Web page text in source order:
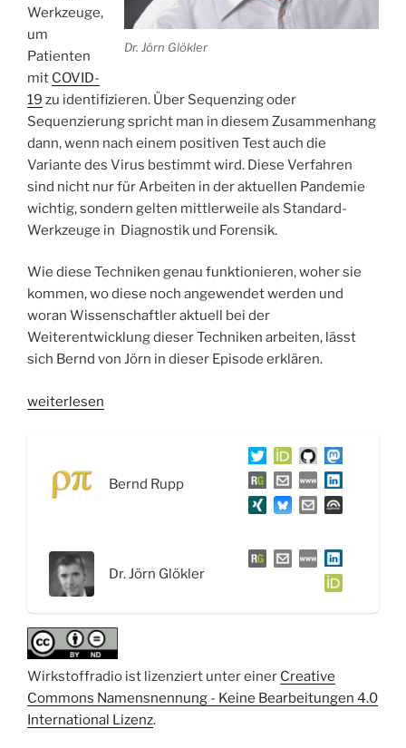
Dr. Jörn Glökler
Werkzeuge,
um
Patienten
mit COVID-
19 zu identifizieren. Über Sequenzing oder
Sequenzierung spricht man in diesem Zusammenhang
dann, wenn nach einem positiven Test auch die
Variante des Virus bestimmt wird. Diese Verfahren
sind nicht nur für Arbeiten in der aktuellen Pandemie
wichtig, sondern gelten mittlerweile als Standard-
Werkzeuge in Diagnostik und Forensik.
Wie diese Techniken genau funktionieren, woher sie
kommen, wo diese noch angewendet werden und
woran Wissenschaftler aktuell bei der
Weiterentwicklung dieser Techniken arbeiten, lässt
sich Bernd von Jörn in dieser Episode erklären.
„WSR040
NGS:
DNA
Interview
mit
Dr.
Jörn
Glökler“
weiterlesen
Bernd Rupp
Dr. Jörn Glökler
Wirkstoffradio ist lizenziert unter einer Creative
Commons Namensnennung - Keine Bearbeitungen 4.0
International Lizenz.